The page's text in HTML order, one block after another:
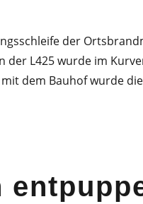
der
der L425 wurde im
dem Bauhof wurde